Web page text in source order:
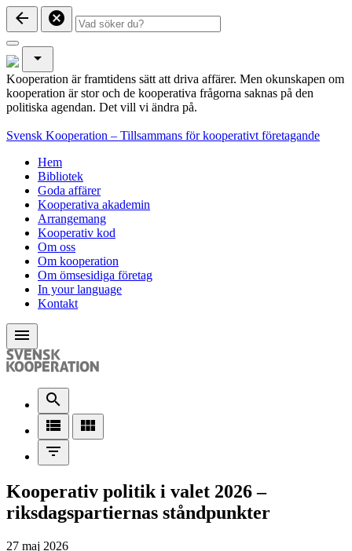
arrow_back cancel
arrow_drop_down
Kooperation är framtidens sätt att driva affärer. Men okunskapen om
kooperation är stor och de kooperativa frågorna saknas på den
politiska agendan. Det vill vi ändra på.
Svensk Kooperation – Tillsammans för kooperativt företagande
Hem
Bibliotek
Goda affärer
Kooperativa akademin
Arrangemang
Kooperativ kod
Om oss
Om kooperation
Om ömsesidiga företag
In your language
Kontakt
menu
search
view_list
view_module
filter_list
Kooperativ politik i valet 2026 –
riksdagspartiernas ståndpunkter
27 maj 2026